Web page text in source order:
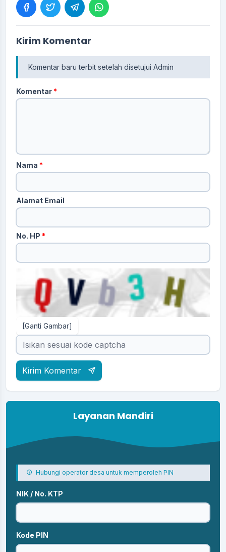
Kirim Komentar
Komentar baru terbit setelah disetujui Admin
Komentar*
Nama *
Alamat Email
No. HP *
[Ganti Gambar]
Kirim Komentar
Layanan Mandiri
Hubungi operator desa untuk memperoleh PIN
NIK / No. KTP
Kode PIN